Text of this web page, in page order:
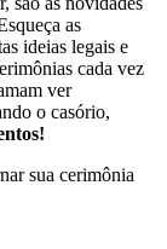
as
ideias legais e
cada vez
ver
o casório,
sua cerimônia